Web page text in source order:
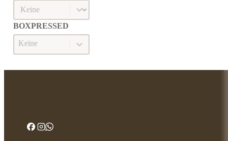
LÄNGE
Länge
BOXPRESSED
BOXPRESSED
Boxpressed